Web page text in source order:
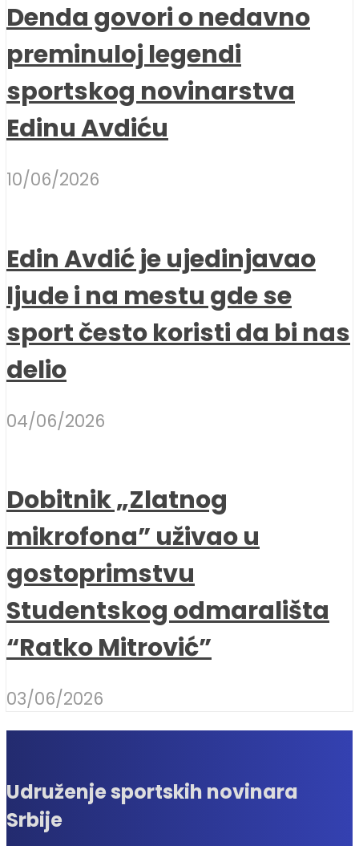
Denda govori o nedavno
preminuloj legendi
sportskog novinarstva
Edinu Avdiću
10/06/2026
Edin Avdić je ujedinjavao
ljude i na mestu gde se
sport često koristi da bi nas
delio
04/06/2026
Dobitnik „Zlatnog
mikrofona” uživao u
gostoprimstvu
Studentskog odmarališta
“Ratko Mitrović”
03/06/2026
Udruženje sportskih novinara
Srbije